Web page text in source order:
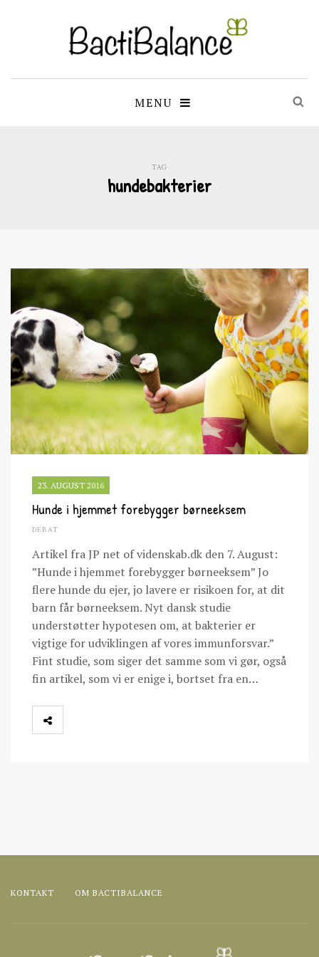
MENU
TAG
hundebakterier
23. AUGUST 2016
Hunde i hjemmet forebygger børneeksem
DEBAT
Artikel fra JP net of videnskab.dk den 7. August:
”Hunde i hjemmet forebygger børneeksem” Jo
flere hunde du ejer, jo lavere er risikoen for, at dit
barn får børneeksem. Nyt dansk studie
understøtter hypotesen om, at bakterier er
vigtige for udviklingen af vores immunforsvar.”
Fint studie, som siger det samme som vi gør, også
fin artikel, som vi er enige i, bortset fra en…
KONTAKT OM BACTIBALANCE